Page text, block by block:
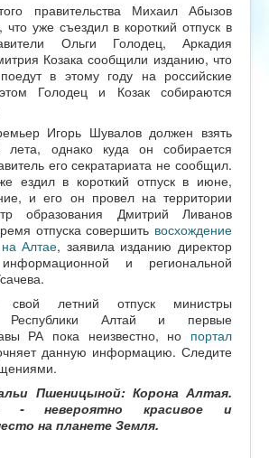
правительства Михаил Абызов
уже съездил в короткий отпуск в
Ольги Голодец, Аркадия
Козака сообщили изданию, что
в этому году на российские
Голодец и Козак собираются
Игорь Шувалов должен взять
лета, однако куда он собирается
его секратариата не сообщил.
ездил в короткий отпуск в июне,
и его он провел на территории
образования Дмитрий Ливанов
отпуска совершить восхождение
Алтае, заявила изданию директор
и региональной
свой летний отпуск министры
Республики Алтай и первые
РА пока неизвестно, но портал
данную информацию. Следите
Пшеницыной: Корона Алтая.
- невероятно красивое и
на планете Земля.